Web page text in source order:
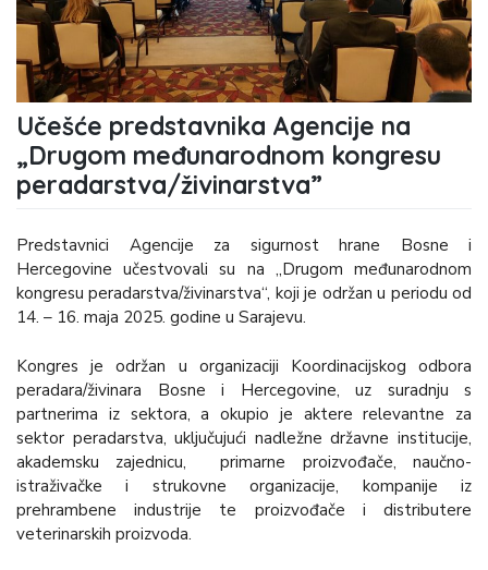
Učešće predstavnika Agencije na
„Drugom međunarodnom kongresu
peradarstva/živinarstva”
Predstavnici Agencije za sigurnost hrane Bosne i
Hercegovine učestvovali su na „Drugom međunarodnom
kongresu peradarstva/živinarstva“, koji je održan u periodu od
14. – 16. maja 2025. godine u Sarajevu.
Kongres je održan u organizaciji Koordinacijskog odbora
peradara/živinara Bosne i Hercegovine, uz suradnju s
partnerima iz sektora, a okupio je aktere relevantne za
sektor peradarstva, uključujući nadležne državne institucije,
akademsku zajednicu, primarne proizvođače, naučno-
istraživačke i strukovne organizacije, kompanije iz
prehrambene industrije te proizvođače i distributere
veterinarskih proizvoda.